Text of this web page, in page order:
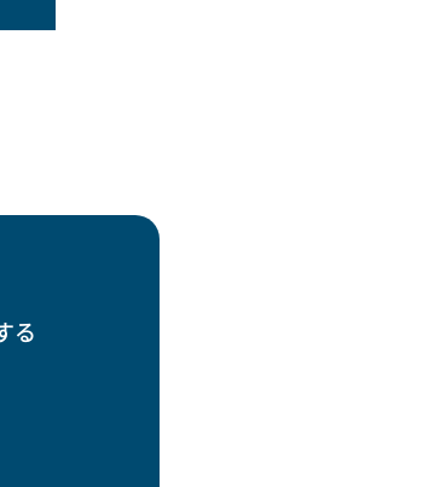
る